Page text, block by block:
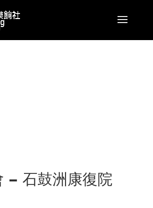
– 石鼓洲康復院